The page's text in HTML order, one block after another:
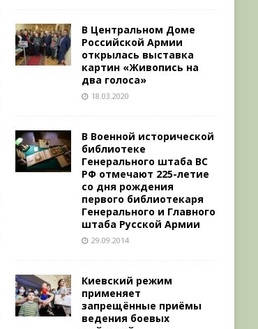
В Центральном Доме
Российской Армии
открылась выставка
картин «Живопись на
два голоса»
18.03.2020
В Военной исторической
библиотеке
Генерального штаба ВС
РФ отмечают 225-летие
со дня рождения
первого библиотекаря
Генерального и Главного
штаба Русской Армии
29.09.2014
Киевский режим
применяет
запрещённые приёмы
ведения боевых